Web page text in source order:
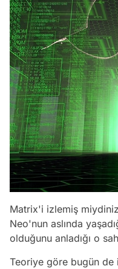
Matrix'i izlemiş
Neo'nun aslında
olduğunu anladığı o
Teoriye göre bugün de